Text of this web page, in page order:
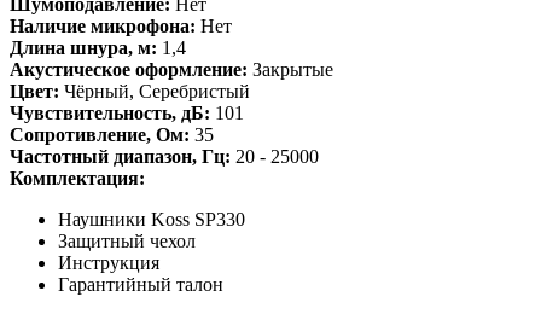
Шумоподавление: Нет
Наличие микрофона: Нет
Длина шнура, м: 1,4
Акустическое оформление: Закрытые
Цвет: Чёрный, Серебристый
Чувствительность, дБ: 101
Сопротивление, Ом: 35
Частотный диапазон, Гц: 20 - 25000
Комплектация:
Наушники Koss SP330
Защитный чехол
Инструкция
Гарантийный талон